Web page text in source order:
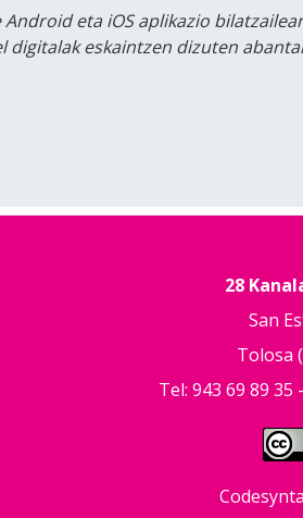
Android eta iOS aplikazio
eskaintzen dizuten
28
San
Tolosa
Tel: 943 69 89 35 -